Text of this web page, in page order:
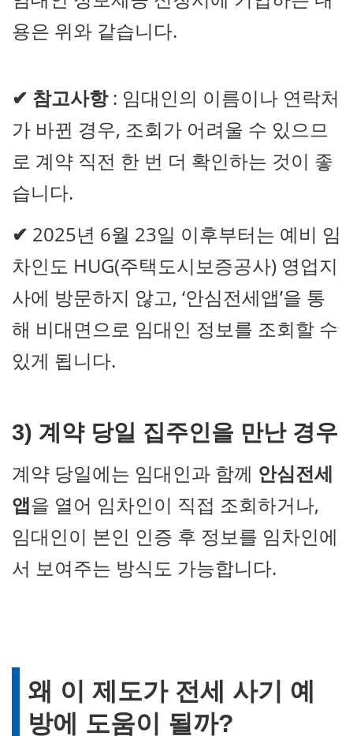
용은 위와 같습니다.
✔ 참고사항: 임대인의 이름이나 연락처
가 바뀐 경우, 조회가 어려울 수 있으므
로 계약 직전 한 번 더 확인하는 것이 좋
습니다.
✔ 2025년 6월 23일 이후부터는 예비 임
차인도 HUG(주택도시보증공사) 영업지
사에 방문하지 않고, ‘안심전세앱’을 통
해 비대면으로 임대인 정보를 조회할 수
있게 됩니다.
3) 계약 당일 집주인을 만난 경우
계약 당일에는 임대인과 함께 안심전세
앱을 열어 임차인이 직접 조회하거나,
임대인이 본인 인증 후 정보를 임차인에
서 보여주는 방식도 가능합니다.
왜 이 제도가 전세 사기 예
방에 도움이 될까?